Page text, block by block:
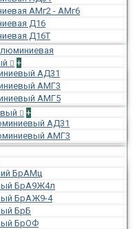
АМг2 - АМг6
Д16
Д16Т
+
АД31
АМГ3
АМГ5
+
АД31
АМГ3
БрАМц
БрА9Ж4л
БрАЖ9-4
БрБ
БрОФ